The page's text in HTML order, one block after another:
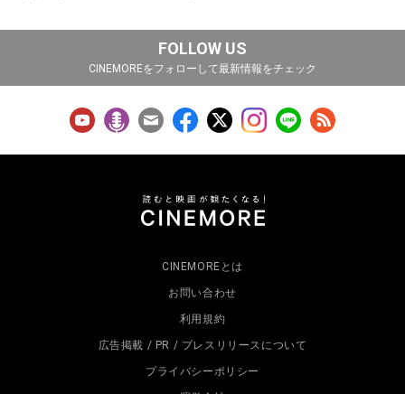
FOLLOW US
CINEMOREをフォローして最新情報をチェック
CINEMOREとは
お問い合わせ
利用規約
広告掲載 / PR / プレスリリースについて
プライバシーポリシー